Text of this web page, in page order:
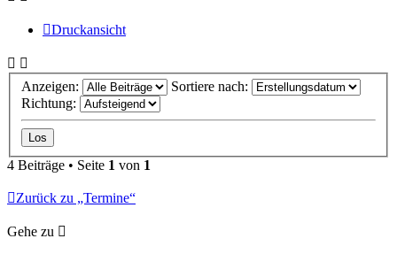
Druckansicht
Anzeigen:
Sortiere nach:
Richtung:
4 Beiträge • Seite 1 von 1
Zurück zu „Termine“
Gehe zu